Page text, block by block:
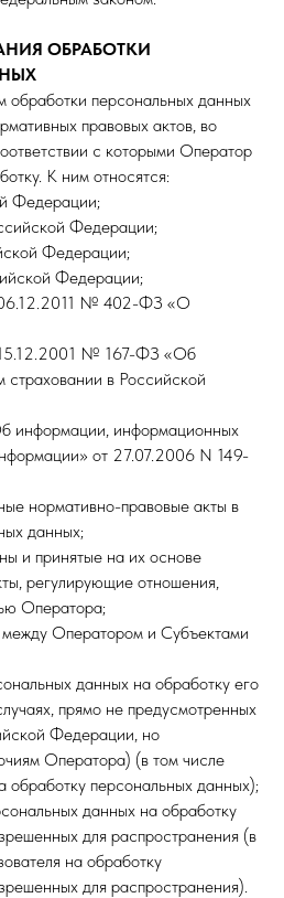
ОБРАБОТКИ
обработки персональных данных
правовых актов, во
с которыми Оператор
К ним относятся:
Федерации;
Федерации;
Федерации;
Федерации;
06.12.2011 № 402-ФЗ «О
№ 167-ФЗ «Об
страховании в Российской
информации, информационных
от 27.07.2006 N 149-
нормативно-правовые акты в
данных;
и принятые на их основе
регулирующие отношения,
Оператора;
Оператором и Субъектами
данных на обработку его
прямо не предусмотренных
Федерации, но
Оператора) (в том числе
обработку персональных данных);
данных на обработку
для распространения (в
на обработку
для распространения).